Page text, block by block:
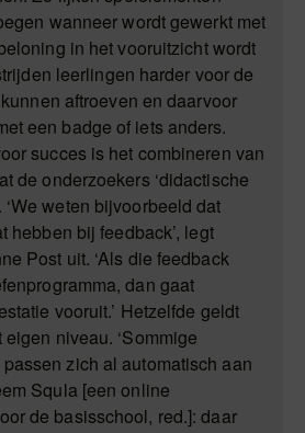
wanneer wordt gewerkt met
in het vooruitzicht wordt
leerlingen harder voor de
aftroeven en daarvoor
een badge of iets anders.
succes is het combineren van
de onderzoekers ‘didactische
‘We weten bijvoorbeeld dat
hebben bij feedback’, legt
Post uit. ‘Als die feedback
dan gaat
vooruit.’ Hetzelfde geldt
niveau. ‘Sommige
passen zich al automatisch aan
Squla [een online
de basisschool, red.]: daar